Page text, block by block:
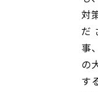
対
だ
事
の
す